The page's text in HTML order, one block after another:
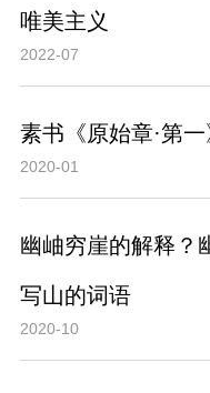
唯美主义
2022-07
素书《原始章·第
2020-01
幽岫穷崖的解释？
写山的词语
2020-10